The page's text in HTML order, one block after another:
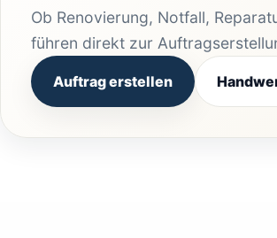
Ob Renovierung, Notfall,
führen direkt zur
Auftrag erstellen